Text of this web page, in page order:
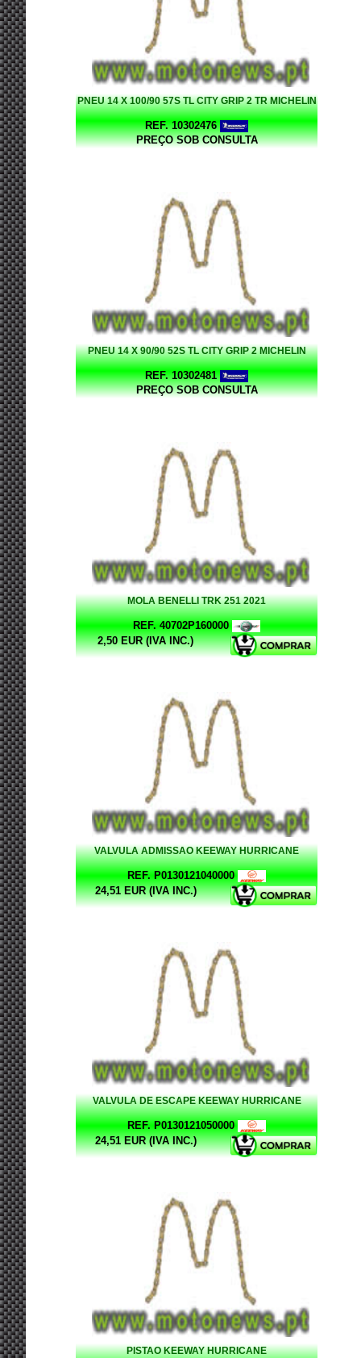
PNEU 14 X 100/90 57S TL CITY GRIP 2 TR MICHELIN
REF. 10302476
PREÇO SOB CONSULTA
PNEU 14 X 90/90 52S TL CITY GRIP 2 MICHELIN
REF. 10302481
PREÇO SOB CONSULTA
MOLA BENELLI TRK 251 2021
REF. 40702P160000
2,50 EUR (IVA INC.)
VALVULA ADMISSAO KEEWAY HURRICANE
REF. P0130121040000
24,51 EUR (IVA INC.)
VALVULA DE ESCAPE KEEWAY HURRICANE
REF. P0130121050000
24,51 EUR (IVA INC.)
PISTAO KEEWAY HURRICANE